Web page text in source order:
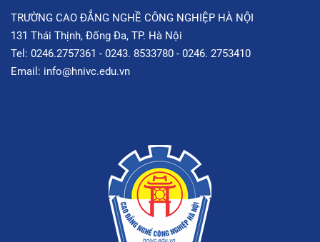
TRƯỜNG CAO ĐẲNG NGHỀ CÔNG NGHIỆP HÀ NỘI
131 Thái Thịnh, Đống Đa, TP. Hà Nội
Tel: 0246.2757361 - 0243. 8533780 - 0246. 2753410
Email: info@hnivc.edu.vn